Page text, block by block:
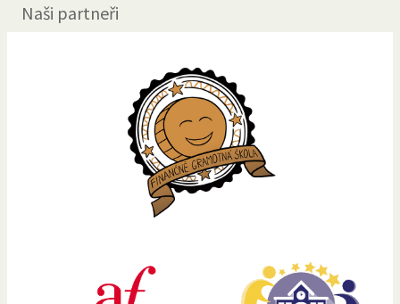
Naši partneři